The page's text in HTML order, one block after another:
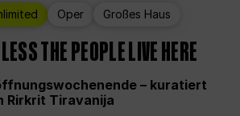
Oper Großes Haus
THE PEOPLE LIVE HERE
– kuratiert
Rirkrit Tiravanija